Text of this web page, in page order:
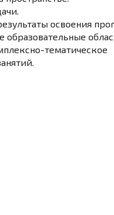
освоения
тематическое